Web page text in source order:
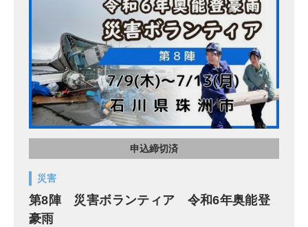
申込締切済
災害
第8陣 災害ボランティア 令和6年奥能登
豪雨